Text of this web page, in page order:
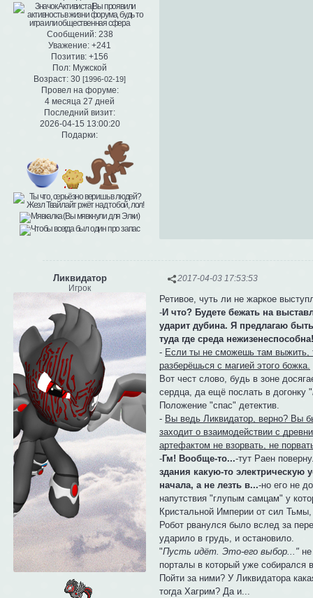
Сообщений:238
Уважение: +241
Позитив: +156
Пол: Мужской
Возраст: 30 [1996-02-19]
Провел на форуме:
4 месяца 27 дней
Последний визит:
2026-04-15 13:00:20
Подарки:
2017-04-03 17:53:53
Ликвидатор
Игрок
Ретивое, чуть ли не жаркое
-И что? Будете бежать на
ударит дубина. Я предлагаю
туда где среда
- Если ты не сможешь там выжить,
разберёшься с магией этого божка.
Вот чест слово, будь в зоне
сердца, да ещё послать в догонку "
Положение "спас" детектив.
- Вы ведь Ликвидатор, верно? Вы
заходит о взаимодействии с
артефактом не взорвать, не
-Гм! Вообще-то...-тут Раен
здания какую-то электрическую
начала, а не лезть в...-но его не
напутствия "глупым самцам" у
Кристальной Империи от сил
Робот рванулся было вслед за
ударило в грудь, и остановило.
"Пусть идёт. Это-его выбор..."
порталы в который уже собирался
Пойти за ними? У Ликвидатора
тогда Хагрим? Да и...